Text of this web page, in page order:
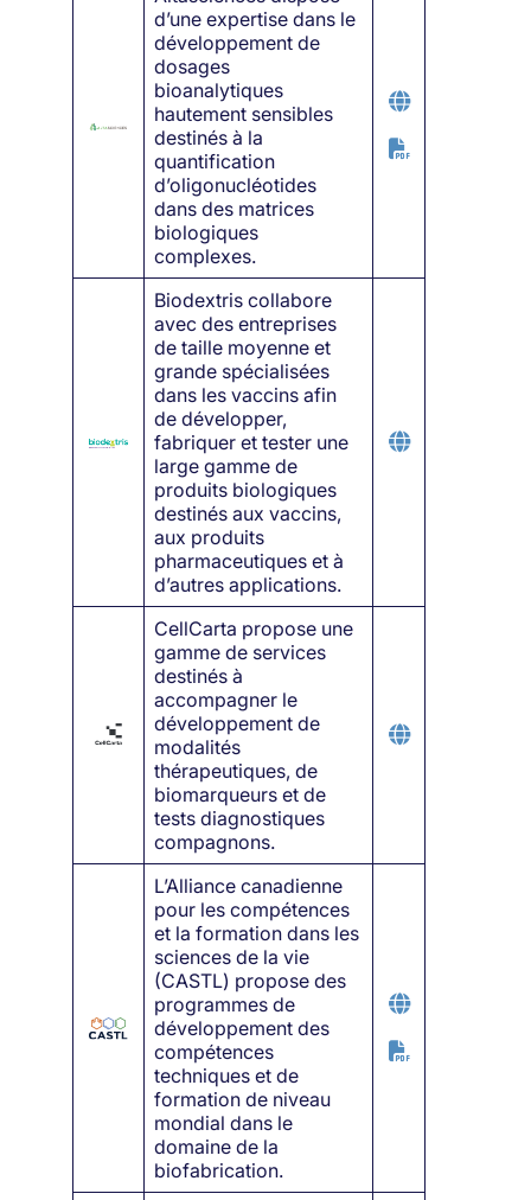
d’une expertise dans le
développement de
dosages
bioanalytiques
hautement sensibles
destinés à la
quantification
d’oligonucléotides
dans des matrices
biologiques
complexes.
Biodextris collabore
avec des entreprises
de taille moyenne et
grande spécialisées
dans les vaccins afin
de développer,
fabriquer et tester une
large gamme de
produits biologiques
destinés aux vaccins,
aux produits
pharmaceutiques et à
d’autres applications.
CellCarta propose une
gamme de services
destinés à
accompagner le
développement de
modalités
thérapeutiques, de
biomarqueurs et de
tests diagnostiques
compagnons.
L’Alliance canadienne
pour les compétences
et la formation dans les
sciences de la vie
(CASTL) propose des
programmes de
développement des
compétences
techniques et de
formation de niveau
mondial dans le
domaine de la
biofabrication.